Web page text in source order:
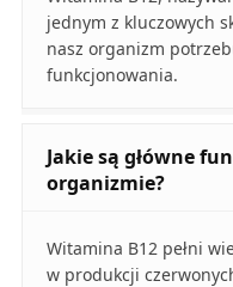
jednym z kluczowych
nasz organizm
funkcjonowania.
Jakie są główne
organizmie?
Witamina B12 pełni
w produkcji